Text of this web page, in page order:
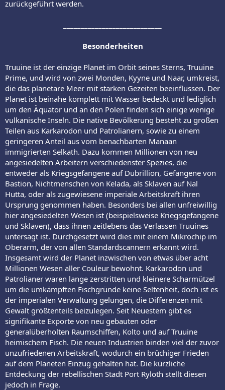
zurückgeführt werden.
Besonderheiten
Truuine ist der einzige Planet im Orbit seines Sterns, Truuine
Prime, und wird von zwei Monden, Kyyne und Naar, umkreist,
die das planetare Meer mit starken Gezeiten beeinflussen. Der
Planet ist beinahe komplett mit Wasser bedeckt und lediglich
um den Äquator und an den Polen finden sich einige wenige
vulkanische Inseln. Die native Bevölkerung besteht zu großen
Teilen aus Karkarodon und Patrolianern, sowie zu einem
geringeren Anteil aus vom benachbarten Manaan
immigrierten Selkath. Dazu kommen Millionen von neu
angesiedelten Arbeitern verschiedenster Spezies, die
entweder als Kriegsgefangene auf Dubrillion, Gefangene von
Bastion, Nichtmenschen von Kelada, als Sklaven auf Nal
Hutta, oder als zugewiesene imperiale Arbeitskraft ihren
Ursprung genommen haben. Besonders bei allen unfreiwillig
hier angesiedelten Wesen ist (beispielsweise Kriegsgefangene
und Sklaven), dass ihnen zeitlebens das Verlassen Truuines
untersagt ist. Durchgesetzt wird dies mit einem Mikrochip im
Oberarm, der von allen Standardscannern erkannt wird.
Insgesamt wird der Planet inzwischen von etwas über acht
Millionen Wesen aller Couleur bewohnt. Karkarodon und
Patrolianer waren lange zerstritten und kleinere Scharmützel
um die umkämpften Fischgründe keine Seltenheit, doch ist es
der imperialen Verwaltung gelungen, die Differenzen mit
Gewalt größtenteils beizulegen. Seit Neuestem gibt es
signifikante Exporte von neu gebauten oder
generalüberholten Raumschiffen, Kolto und auf Truuine
heimischem Fisch. Die neuen Industrien binden viel der zuvor
unzufriedenen Arbeitskraft, wodurch ein brüchiger Frieden
auf dem Planeten Einzug gehalten hat. Die kürzliche
Entdeckung der rebellischen Stadt Port Ryloth stellt diesen
jedoch in Frage.